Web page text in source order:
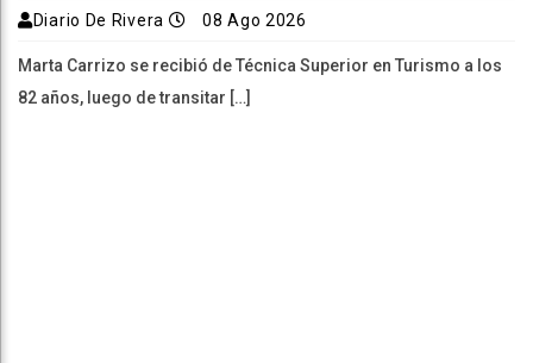
Diario De Rivera 08 Ago 2026
Marta Carrizo se recibió de Técnica Superior en Turismo a los
82 años, luego de transitar […]